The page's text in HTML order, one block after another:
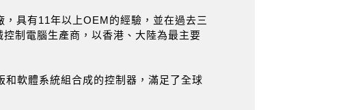
具有11年以上OEM的經驗，並在過去三
制電腦生產商，以香港、大陸為最主要
軟體系統組合成的控制器，滿足了全球